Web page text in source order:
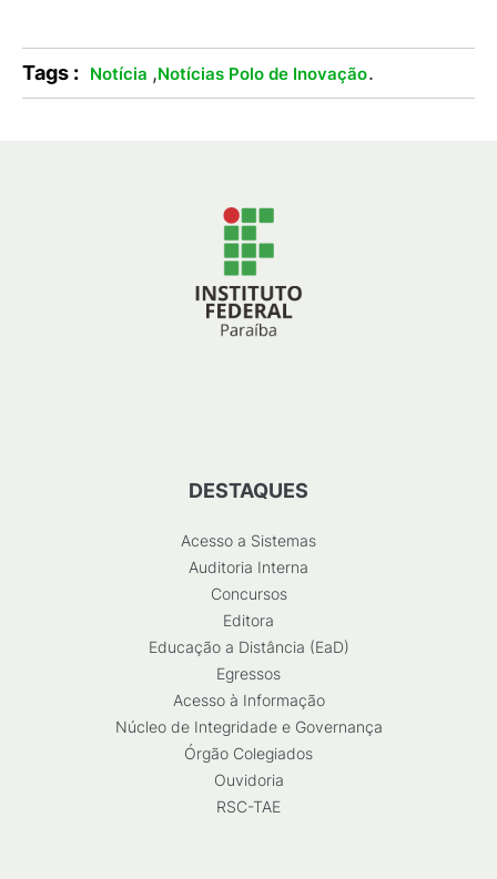
Tags : Notícia ,Notícias Polo de Inovação.
DESTAQUES
Acesso a Sistemas
Auditoria Interna
Concursos
Editora
Educação a Distância (EaD)
Egressos
Acesso à Informação
Núcleo de Integridade e Governança
Órgão Colegiados
Ouvidoria
RSC-TAE